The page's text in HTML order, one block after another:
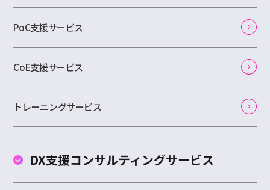
PoC支援サービス
CoE支援サービス
トレーニングサービス
DX支援コンサルティングサービス